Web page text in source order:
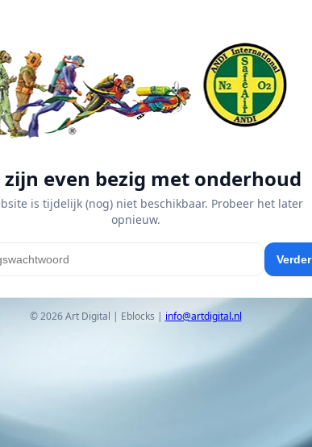
zijn even bezig met onderhoud
is tijdelijk (nog) niet beschikbaar. Probeer het later
opnieuw.
Verder
© 2026 Art Digital | Eblocks | info@artdigital.nl